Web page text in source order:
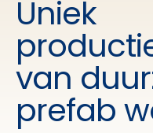
Uniek
van
prefab